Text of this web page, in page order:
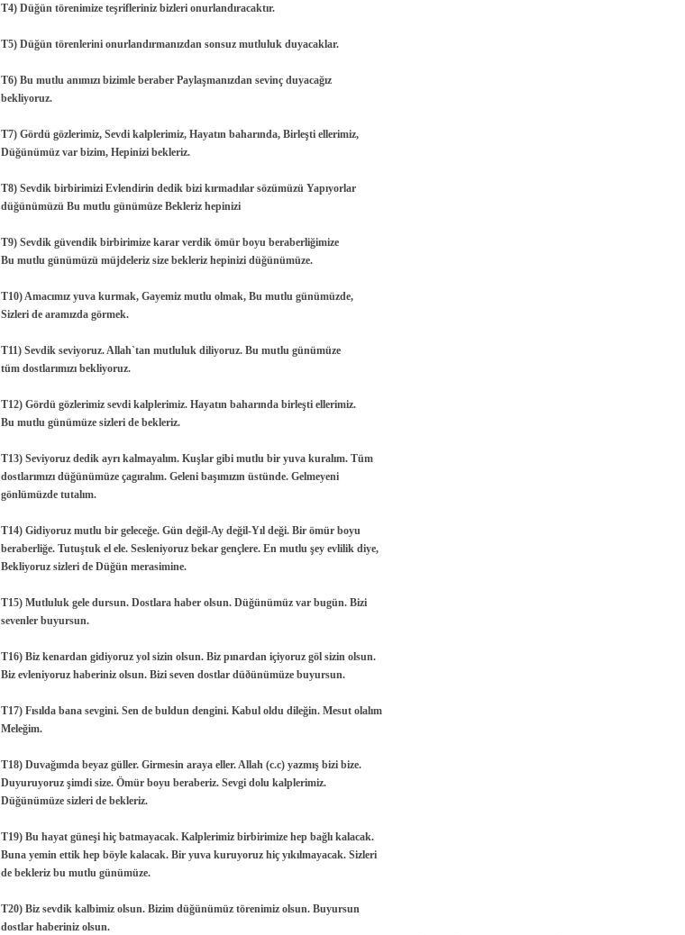
T4) Düğün törenimize teşrifleriniz bizleri onurlandıracaktır.
T5) Düğün törenlerini onurlandırmanızdan sonsuz mutluluk duyacaklar.
T6) Bu mutlu anımızı bizimle beraber Paylaşmanızdan sevinç duyacağız
bekliyoruz.
T7) Gördü gözlerimiz, Sevdi kalplerimiz, Hayatın baharında, Birleşti ellerimiz,
Düğünümüz var bizim, Hepinizi bekleriz.
T8) Sevdik birbirimizi Evlendirin dedik bizi kırmadılar sözümüzü Yapıyorlar
düğünümüzü Bu mutlu günümüze Bekleriz hepinizi
T9) Sevdik güvendik birbirimize karar verdik ömür boyu beraberliğimize
Bu mutlu günümüzü müjdeleriz size bekleriz hepinizi düğünümüze.
T10) Amacımız yuva kurmak, Gayemiz mutlu olmak, Bu mutlu günümüzde,
Sizleri de aramızda görmek.
T11) Sevdik seviyoruz. Allah`tan mutluluk diliyoruz. Bu mutlu günümüze
tüm dostlarımızı bekliyoruz.
T12) Gördü gözlerimiz sevdi kalplerimiz. Hayatın baharında birleşti ellerimiz.
Bu mutlu günümüze sizleri de bekleriz.
T13) Seviyoruz dedik ayrı kalmayalım. Kuşlar gibi mutlu bir yuva kuralım. Tüm
dostlarımızı düğünümüze çagıralım. Geleni başımızın üstünde. Gelmeyeni
gönlümüzde tutalım.
T14) Gidiyoruz mutlu bir geleceğe. Gün değil-Ay değil-Yıl deği. Bir ömür boyu
beraberliğe. Tutuştuk el ele. Sesleniyoruz bekar gençlere. En mutlu şey evlilik diye,
Bekliyoruz sizleri de Düğün merasimine.
T15) Mutluluk gele dursun. Dostlara haber olsun. Düğünümüz var bugün. Bizi
sevenler buyursun.
T16) Biz kenardan gidiyoruz yol sizin olsun. Biz pınardan içiyoruz göl sizin olsun.
Biz evleniyoruz haberiniz olsun. Bizi seven dostlar düðünümüze buyursun.
T17) Fısılda bana sevgini. Sen de buldun dengini. Kabul oldu dileğin. Mesut olalım
Meleğim.
T18) Duvağımda beyaz güller. Girmesin araya eller. Allah (c.c) yazmış bizi bize.
Duyuruyoruz şimdi size. Ömür boyu beraberiz. Sevgi dolu kalplerimiz.
Düğünümüze sizleri de bekleriz.
T19) Bu hayat güneşi hiç batmayacak. Kalplerimiz birbirimize hep bağlı kalacak.
Buna yemin ettik hep böyle kalacak. Bir yuva kuruyoruz hiç yıkılmayacak. Sizleri
de bekleriz bu mutlu günümüze.
T20) Biz sevdik kalbimiz olsun. Bizim düğünümüz törenimiz olsun. Buyursun
dostlar haberiniz olsun.